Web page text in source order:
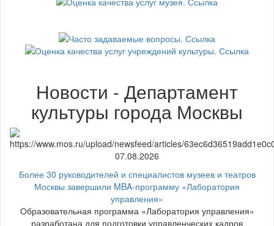
Новости - Департамент
культуры города Москвы
07.08.2026
Более 30 руководителей и специалистов музеев и театров
Москвы завершили MBA-программу «Лаборатория
управления»
Образовательная программа «Лаборатория управления»
разработана для подготовки управленческих кадров